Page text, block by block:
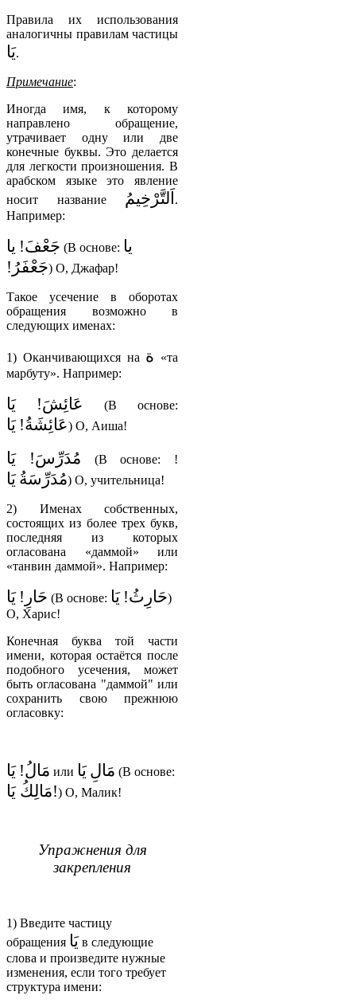
Правила их использования
аналогичны правилам частицы
يَا.
Примечание:
Иногда имя, к которому
направлено обращение,
утрачивает одну или две
конечные буквы. Это делается
для легкости произношения. В
арабском языке это явление
носит название
اَلتَّرْخِيمُ .
Например:
يا جَعْفَ! (В основе: يا
جَعْفَرُ!) О, Джафар!
Такое усечение в оборотах
обращения возможно в
следующих именах:
1) Оканчивающихся на ة «та
марбуту». Например:
يَا عَائِشَ! (В основе:
يَا عَائِشَةُ!) О, Аиша!
يَا مُدَرِّسَ! (В основе: !
يَا مُدَرِّسَةُ) О, учительница!
2) Именах собственных,
состоящих из более трех букв,
последняя из которых
огласована «даммой» или
«танвин даммой». Например:
يَا حَارِ! (В основе: يَا حَارِثُ!)
О, Харис!
Конечная буква той части
имени, которая остаётся после
подобного усечения, может
быть огласована "даммой" или
сохранить свою прежнюю
огласовку:
يَا مَالُ! или يَا مَالِ (В основе:
يَا مَالِكُ!) О, Малик!
Упражнения для
закрепления
1) Введите частицу
обращения يَا в следующие
слова и произведите нужные
изменения, если того требует
структура имени: